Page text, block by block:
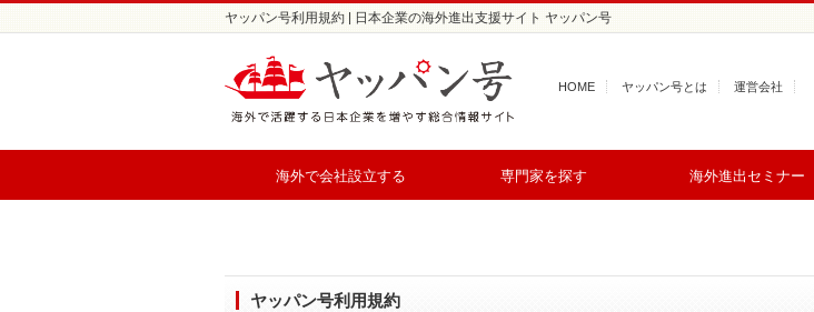
ヤッパン号利用規約 | 日本企業の海外進出支援サイト ヤッパン号
HOME ヤッパン号とは 運営会社
海外で会社設立する 専門家を探す 海外進出セミナー
ヤッパン号利用規約